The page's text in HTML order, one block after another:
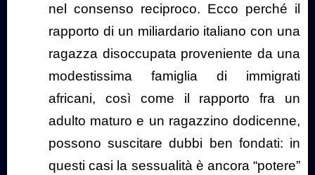
nel consenso reciproco. Ecco perché il
rapporto di un miliardario italiano con una
ragazza disoccupata proveniente da una
modestissima famiglia di immigrati
africani, così come il rapporto fra un
adulto maturo e un ragazzino dodicenne,
possono suscitare dubbi ben fondati: in
questi casi la sessualità è ancora “potere”